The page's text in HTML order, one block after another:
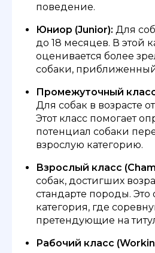
поведение.
Юниор (Junior): Для
до 18 месяцев. В этой
оценивается более
собаки,
Промежуточный
Для собак в возрасте
Этот класс помогает
потенциал собаки
взрослую категорию.
Взрослый класс
собак, достигших
стандарте породы. Это
категория, где
претендующие на
Рабочий класс